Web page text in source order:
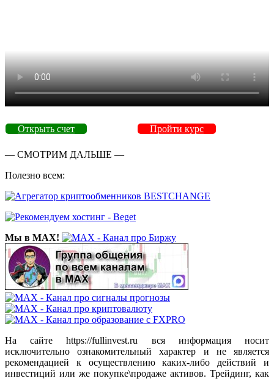
Открыть счет Пройти курс
— СМОТРИМ ДАЛЬШЕ —
Полезно всем:
Мы в MAX!
На сайте https://fullinvest.ru вся информация носит
исключительно ознакомительный характер и не является
рекомендацией к осуществлению каких-либо действий и
инвестиций или же покупке\продаже активов. Трейдинг, как